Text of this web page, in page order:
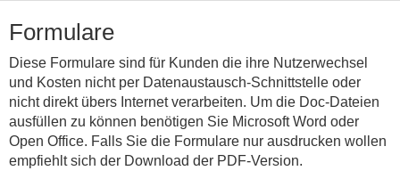
Formulare
Diese Formulare sind für Kunden die ihre Nutzerwechsel
und Kosten nicht per Datenaustausch-Schnittstelle oder
nicht direkt übers Internet verarbeiten. Um die Doc-Dateien
ausfüllen zu können benötigen Sie Microsoft Word oder
Open Office. Falls Sie die Formulare nur ausdrucken wollen
empfiehlt sich der Download der PDF-Version.